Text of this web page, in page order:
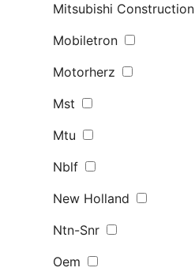
Mitsubishi Construction
Mobiletron
Motorherz
Mst
Mtu
Nblf
New Holland
Ntn-Snr
Oem